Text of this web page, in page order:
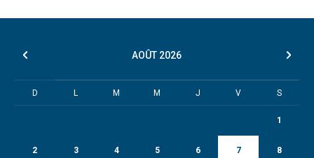
AOÛT 2026
D L M M J V S
1
2 3 4 5 6 7 8